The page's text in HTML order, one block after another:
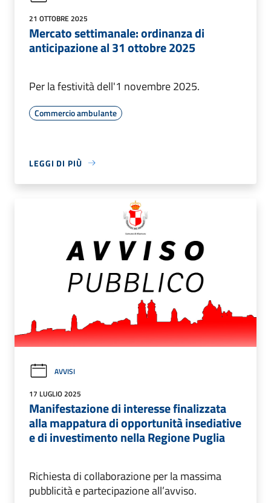
21 OTTOBRE 2025
Mercato settimanale: ordinanza di
anticipazione al 31 ottobre 2025
Per la festività dell'1 novembre 2025.
Commercio ambulante
LEGGI DI PIÙ
AVVISI
17 LUGLIO 2025
Manifestazione di interesse finalizzata
alla mappatura di opportunità insediative
e di investimento nella Regione Puglia
Richiesta di collaborazione per la massima
pubblicità e partecipazione all’avviso.